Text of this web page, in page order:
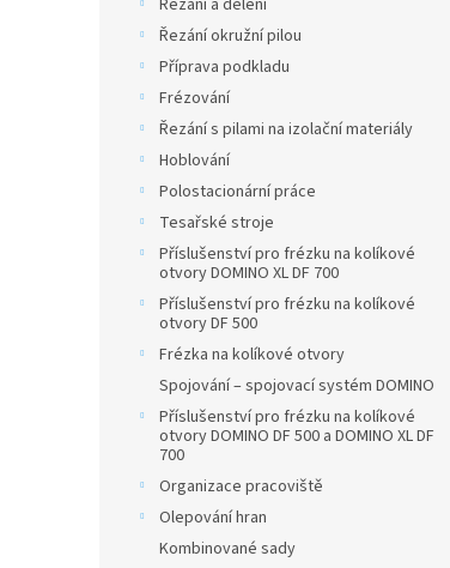
Řezání a dělení
Řezání okružní pilou
Příprava podkladu
Frézování
Řezání s pilami na izolační materiály
Hoblování
Polostacionární práce
Tesařské stroje
Příslušenství pro frézku na kolíkové
otvory DOMINO XL DF 700
Příslušenství pro frézku na kolíkové
otvory DF 500
Frézka na kolíkové otvory
Spojování – spojovací systém DOMINO
Příslušenství pro frézku na kolíkové
otvory DOMINO DF 500 a DOMINO XL DF
700
Organizace pracoviště
Olepování hran
Kombinované sady